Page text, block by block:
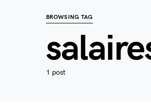
BROWSING TAG
1 post